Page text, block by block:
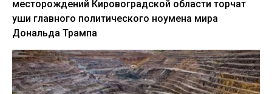
месторождений Кировоградской области торчат
уши главного политического ноумена мира
Дональда Трампа